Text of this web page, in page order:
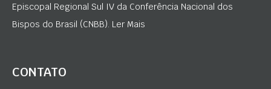
Episcopal Regional Sul IV da Conferência Nacional dos
Bispos do Brasil (CNBB). Ler Mais
CONTATO